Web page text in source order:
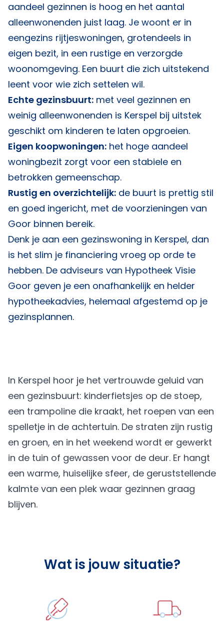
aandeel gezinnen is hoog en het aantal
alleenwonenden juist laag. Je woont er in
eengezins rijtjeswoningen, grotendeels in
eigen bezit, in een rustige en verzorgde
woonomgeving. Een buurt die zich uitstekend
leent voor wie zich settelen wil.
Echte gezinsbuurt: met veel gezinnen en
weinig alleenwonenden is Kerspel bij uitstek
geschikt om kinderen te laten opgroeien.
Eigen koopwoningen: het hoge aandeel
woningbezit zorgt voor een stabiele en
betrokken gemeenschap.
Rustig en overzichtelijk: de buurt is prettig stil
en goed ingericht, met de voorzieningen van
Goor binnen bereik.
Denk je aan een gezinswoning in Kerspel, dan
is het slim je financiering vroeg op orde te
hebben. De adviseurs van Hypotheek Visie
Goor geven je een onafhankelijk en helder
hypotheekadvies, helemaal afgestemd op je
gezinsplannen.
In Kerspel hoor je het vertrouwde geluid van
een gezinsbuurt: kinderfietsjes op de stoep,
een trampoline die kraakt, het roepen van een
spelletje in de achtertuin. De straten zijn rustig
en groen, en in het weekend wordt er gewerkt
in de tuin of gewassen voor de deur. Er hangt
een warme, huiselijke sfeer, de geruststellende
kalmte van een plek waar gezinnen graag
blijven.
Wat is jouw situatie?